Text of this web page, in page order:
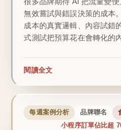
無效嘗試與錯誤決策的成本
成本的真實邏輯、內容試錯
式測試把預算花在會轉化的
閱讀全文
每週案例分析 品牌聯名
小程序訂單佔比超